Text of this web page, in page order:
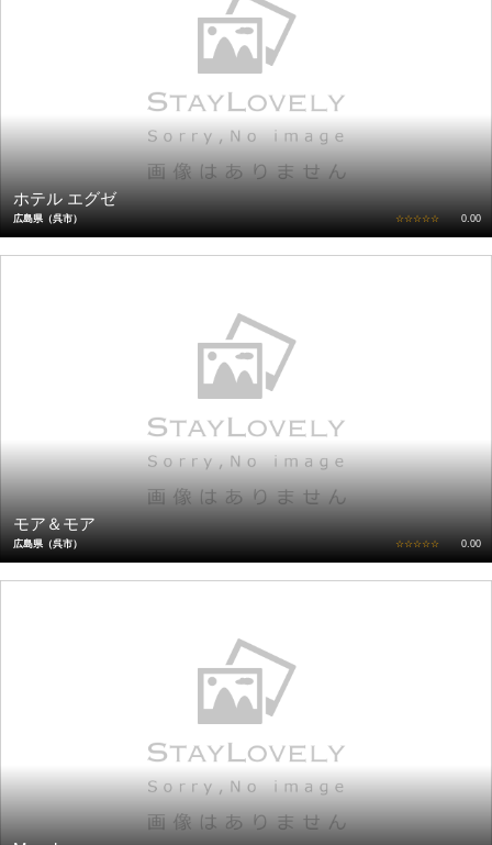
ホテル エグゼ
広島県（呉市） ☆☆☆☆☆ 0.00
モア＆モア
広島県（呉市） ☆☆☆☆☆ 0.00